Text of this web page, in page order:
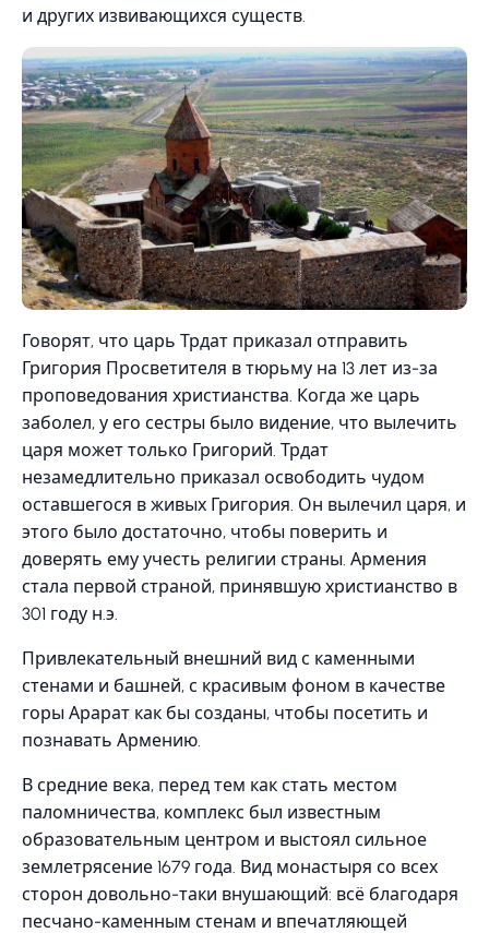
и других извивающихся существ.
Говорят, что царь Трдат приказал отправить
Григория Просветителя в тюрьму на 13 лет из-за
проповедования христианства. Когда же царь
заболел, у его сестры было видение, что вылечить
царя может только Григорий. Трдат
незамедлительно приказал освободить чудом
оставшегося в живых Григория. Он вылечил царя, и
этого было достаточно, чтобы поверить и
доверять ему учесть религии страны. Армения
стала первой страной, принявшую христианство в
301 году н.э.
Привлекательный внешний вид с каменными
стенами и башней, с красивым фоном в качестве
горы Арарат как бы созданы, чтобы посетить и
познавать Армению.
В средние века, перед тем как стать местом
паломничества, комплекс был известным
образовательным центром и выстоял сильное
землетрясение 1679 года. Вид монастыря со всех
сторон довольно-таки внушающий: всё благодаря
песчано-каменным стенам и впечатляющей